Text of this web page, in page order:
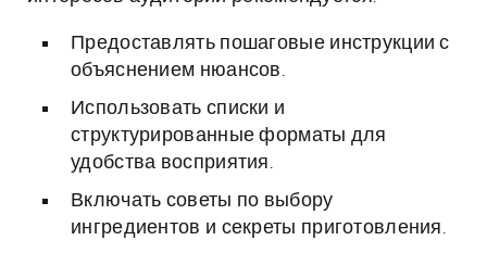
Предоставлять пошаговые инструкции с
объяснением нюансов.
Использовать списки и
структурированные форматы для
удобства восприятия.
Включать советы по выбору
ингредиентов и секреты приготовления.